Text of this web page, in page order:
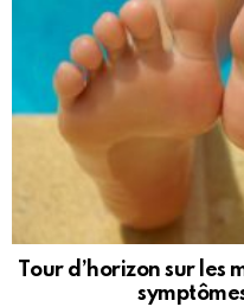
Tour d’horizon sur les